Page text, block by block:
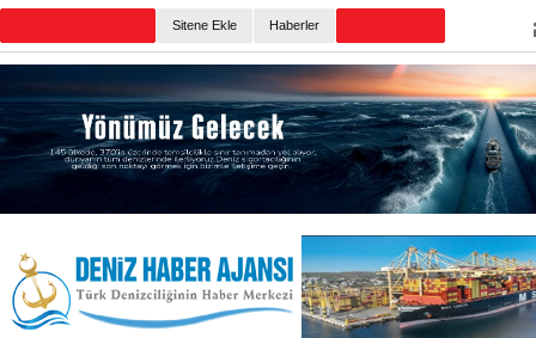
Sitene Ekle Haberler